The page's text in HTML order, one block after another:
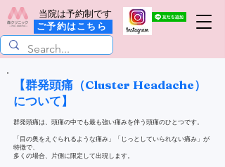
当院は予約制です
ご予約はこちら
【群発頭痛（Cluster Headache）
について】
群発頭痛は、頭痛の中でも最も強い痛みを伴う頭痛のひとつです。
「目の奥をえぐられるような痛み」「じっとしていられない痛み」が
特徴で、
多くの場合、片側に限定して出現します。